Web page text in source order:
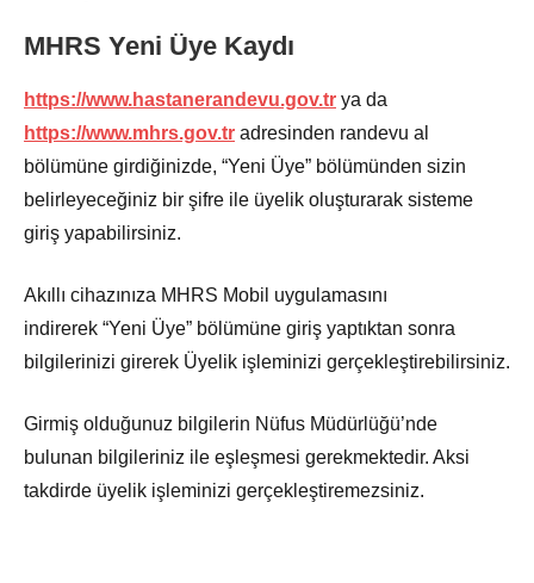
MHRS Yeni Üye Kaydı
https://www.hastanerandevu.gov.tr ya da
https://www.mhrs.gov.tr adresinden randevu al
bölümüne girdiğinizde, “Yeni Üye” bölümünden sizin
belirleyeceğiniz bir şifre ile üyelik oluşturarak sisteme
giriş yapabilirsiniz.
Akıllı cihazınıza MHRS Mobil uygulamasını
indirerek “Yeni Üye” bölümüne giriş yaptıktan sonra
bilgilerinizi girerek Üyelik işleminizi gerçekleştirebilirsiniz.
Girmiş olduğunuz bilgilerin Nüfus Müdürlüğü’nde
bulunan bilgileriniz ile eşleşmesi gerekmektedir. Aksi
takdirde üyelik işleminizi gerçekleştiremezsiniz.